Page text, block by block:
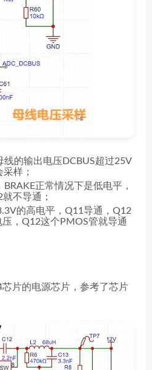
线的输出电压DCBUS超过25V
样；
正常情况下是低电平，
不导通；
的高电平，Q11导通，Q12
，Q12这个PMOS管就导通
片的电源芯片，参考了芯片